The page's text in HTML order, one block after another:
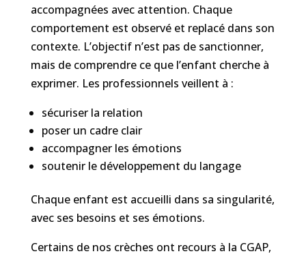
accompagnées avec attention. Chaque
comportement est observé et replacé dans son
contexte. L’objectif n’est pas de sanctionner,
mais de comprendre ce que l’enfant cherche à
exprimer. Les professionnels veillent à :
sécuriser la relation
poser un cadre clair
accompagner les émotions
soutenir le développement du langage
Chaque enfant est accueilli dans sa singularité,
avec ses besoins et ses émotions.
Certains de nos crèches ont recours à la CGAP,